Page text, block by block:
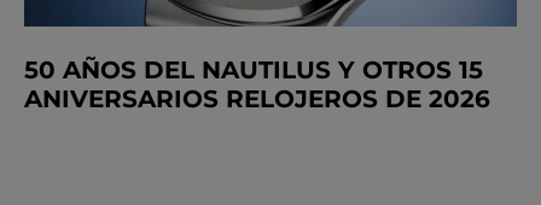
50 AÑOS DEL NAUTILUS Y OTROS 15
ANIVERSARIOS RELOJEROS DE 2026